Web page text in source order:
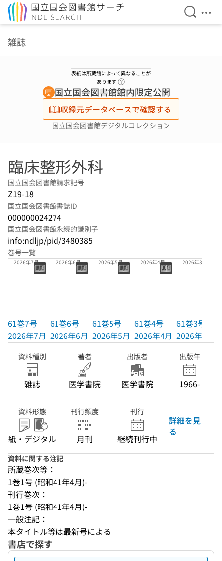
検索を
メ
雑誌
表紙は所蔵館によって異なることが
あります
国立国会図書館館内限定公開
収録元データベースで確認する
国立国会図書館デジタルコレクション
臨床整形外科
国立国会図書館請求記号
Z19-18
国立国会図書館書誌ID
000000024274
国立国会図書館永続的識別子
info:ndljp/pid/3480385
巻号一覧
61巻7号
2026年7月
61巻7号
2026年7月
2026年6月
61巻6号
2026年6月
2026年5月
61巻5号
2026年5月
2026年4月
61巻4号
2026年4月
2026年3月
61巻3号
2026年3月
資料種別
雑誌
著者
医学書院
出版者
医学書院
出版年
1966-
資料形態
紙・デジタル
刊行頻度
月刊
刊行
継続刊行中
詳細を見
る
資料に関する注記
所蔵巻次等：
1巻1号 (昭和41年4月)-
刊行巻次：
1巻1号 (昭和41年4月)-
一般注記：
本タイトル等は最新号による
書店で探す